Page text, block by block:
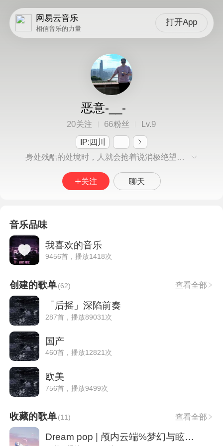
网易云音乐
相信音乐的力量
打开App
恶意-__-
20关注 66粉丝 Lv.9
IP:四川
身处残酷的处境时，人就会抢着说消极绝望的话，内心却期待着被人否定。
关注 聊天
音乐品味
我喜欢的音乐
9456首，播放1418次
创建的歌单(62) 查看全部
「后摇」深陷前奏
287首，播放89031次
国产
460首，播放12821次
欧美
756首，播放9499次
收藏的歌单(11) 查看全部
Dream pop | 颅内云端%梦幻与眩晕的艺术